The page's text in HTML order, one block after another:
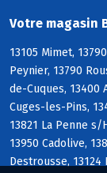
Votre magasin
13105 Mimet,
Peynier, 13790
de-Cuques, 13400
Cuges-les-Pins,
13821 La Penne s/
13950 Cadolive,
Destrousse, 13124